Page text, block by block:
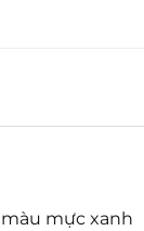
mực xanh